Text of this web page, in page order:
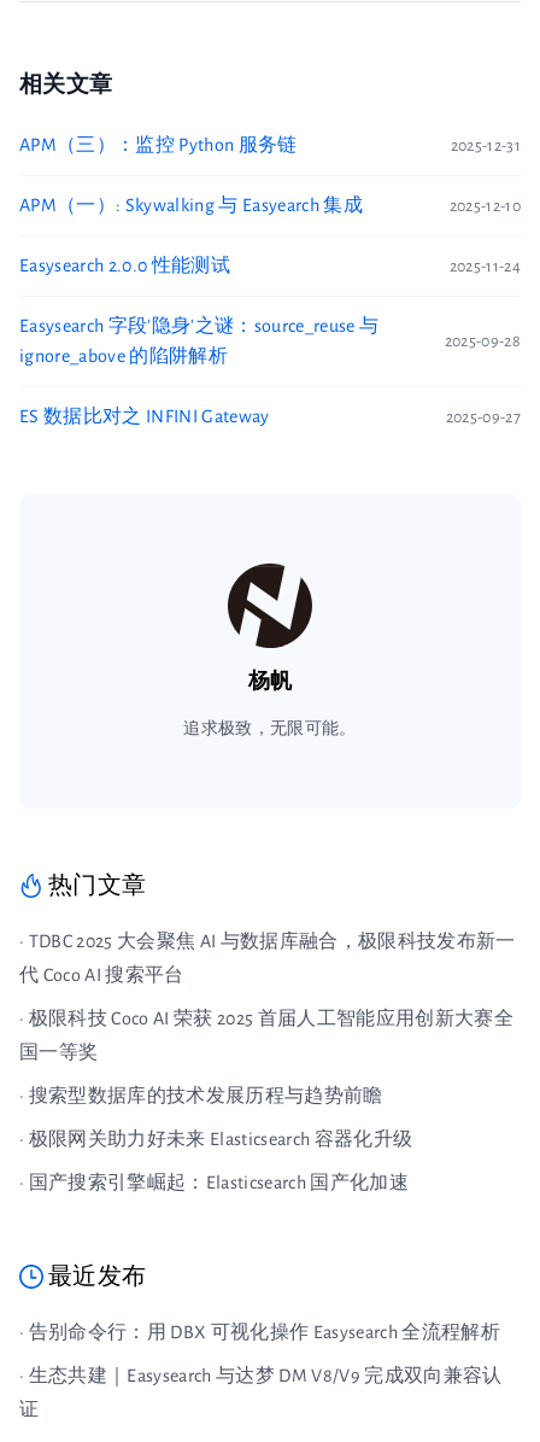
相关文章
APM（三）：监控 Python 服务链 2025-12-31
APM（一）: Skywalking 与 Easyearch 集成 2025-12-10
Easysearch 2.0.0 性能测试 2025-11-24
Easysearch 字段'隐身'之谜：source_reuse 与
ignore_above 的陷阱解析
2025-09-28
ES 数据比对之 INFINI Gateway 2025-09-27
杨帆
追求极致，无限可能。
热门文章
· TDBC 2025 大会聚焦 AI 与数据库融合，极限科技发布新一
代 Coco AI 搜索平台
· 极限科技 Coco AI 荣获 2025 首届人工智能应用创新大赛全
国一等奖
· 搜索型数据库的技术发展历程与趋势前瞻
· 极限网关助力好未来 Elasticsearch 容器化升级
· 国产搜索引擎崛起：Elasticsearch 国产化加速
最近发布
· 告别命令行：用 DBX 可视化操作 Easysearch 全流程解析
· 生态共建｜Easysearch 与达梦 DM V8/V9 完成双向兼容认
证